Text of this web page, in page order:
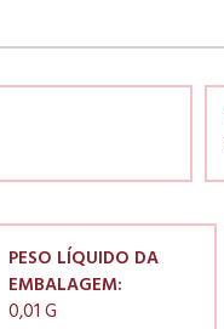
PESO LÍQUIDO DA
EMBALAGEM:
0,01 G